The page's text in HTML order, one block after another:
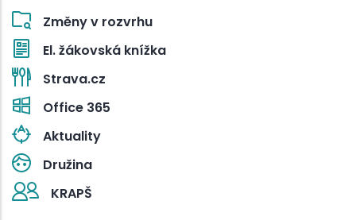
Změny v rozvrhu
El. žákovská knížka
Strava.cz
Office 365
Aktuality
Družina
KRAPŠ